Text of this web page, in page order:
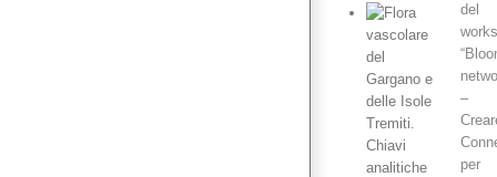
vascolare
del
–
per